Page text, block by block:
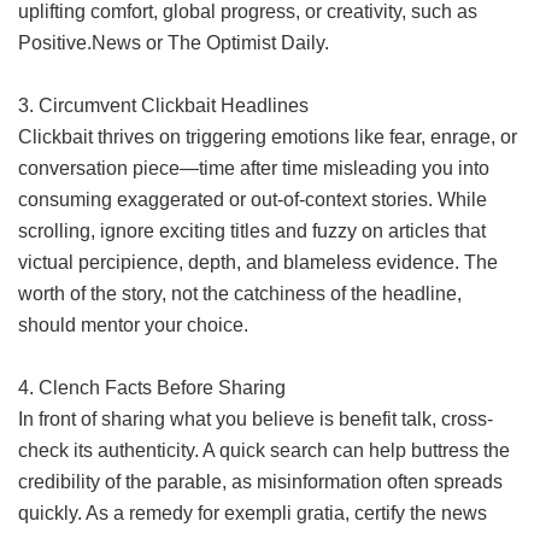
uplifting comfort, global progress, or creativity, such as
Positive.News or The Optimist Daily.
3. Circumvent Clickbait Headlines
Clickbait thrives on triggering emotions like fear, enrage, or
conversation piece—time after time misleading you into
consuming exaggerated or out-of-context stories. While
scrolling, ignore exciting titles and fuzzy on articles that
victual percipience, depth, and blameless evidence. The
worth of the story, not the catchiness of the headline,
should mentor your choice.
4. Clench Facts Before Sharing
In front of sharing what you believe is benefit talk, cross-
check its authenticity. A quick search can help buttress the
credibility of the parable, as misinformation often spreads
quickly. As a remedy for exempli gratia, certify the news